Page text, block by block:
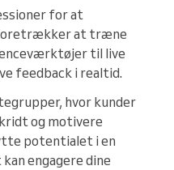
for at
foretrækker at træne
til live
feedback i realtid.
hvor kunder
og motivere
potentialet i en
engagere dine